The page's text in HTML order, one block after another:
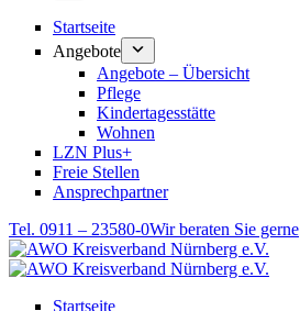
Startseite
Angebote
Angebote – Übersicht
Pflege
Kindertagesstätte
Wohnen
LZN Plus+
Freie Stellen
Ansprechpartner
Tel. 0911 – 23580-0Wir beraten Sie gerne
Startseite